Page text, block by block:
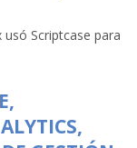
Scriptcase para